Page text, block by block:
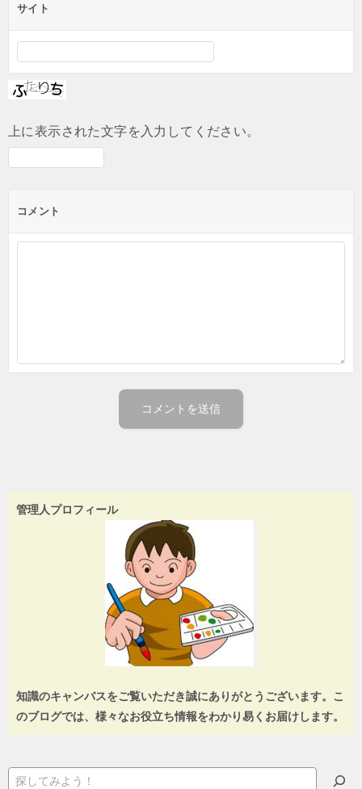
サイト
上に表示された文字を入力してください。
コメント
管理人プロフィール
知識のキャンバスをご覧いただき誠にありがとうございます。こ
のブログでは、様々なお役立ち情報をわかり易くお届けします。
検